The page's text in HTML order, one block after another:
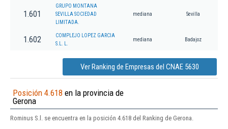
1.601
GRUPO MONTANA
SEVILLA SOCIEDAD
LIMITADA.
mediana Sevilla
1.602
COMPLEJO LOPEZ GARCIA
S.L. L.
mediana Badajoz
Ver Ranking de Empresas del CNAE 5630
Posición 4.618 en la provincia de
Gerona
Rominus S.l. se encuentra en la posición 4.618 del Ranking de Gerona.